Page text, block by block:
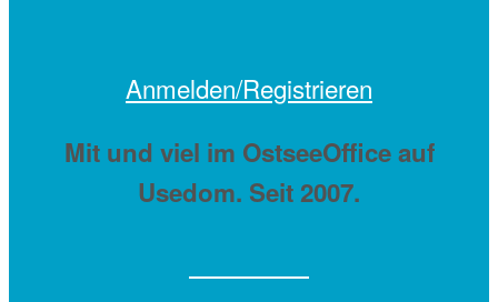
Anmelden/Registrieren
Mit und viel im OstseeOffice auf
Usedom. Seit 2007.